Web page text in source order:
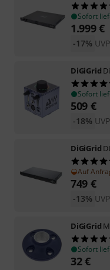
Sofort
1.999€
-17%
DiGiGrid
Sofort
509 €
-18%
DiGiGrid
Auf
749 €
-13%
DiGiGrid
Sofort
32€